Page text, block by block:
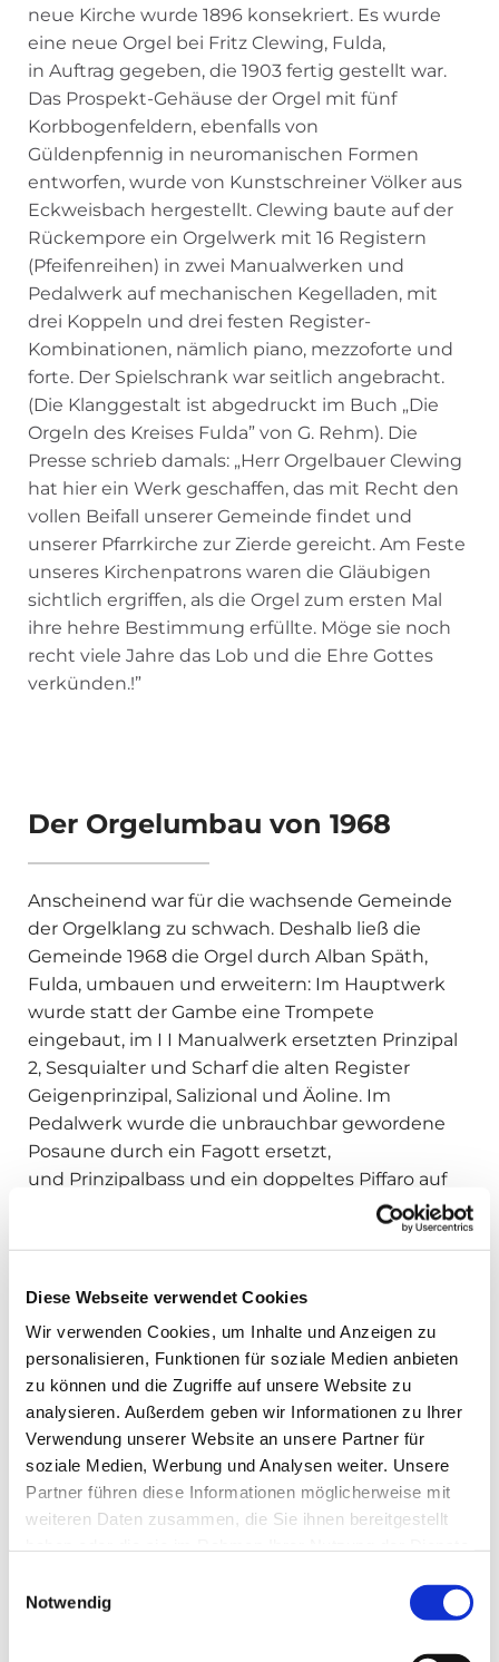
Diese Webseite verwendet Cookies
Wir verwenden Cookies, um Inhalte und Anzeigen zu
personalisieren, Funktionen für soziale Medien anbieten
zu können und die Zugriffe auf unsere Website zu
analysieren. Außerdem geben wir Informationen zu Ihrer
Verwendung unserer Website an unsere Partner für
soziale Medien, Werbung und Analysen weiter. Unsere
Partner führen diese Informationen möglicherweise mit
weiteren Daten zusammen, die Sie ihnen bereitgestellt
Notwendig
neue Kirche wurde 1896 konsekriert. Es wurde
eine neue Orgel bei Fritz Clewing, Fulda,
in Auftrag gegeben, die 1903 fertig gestellt war.
Das Prospekt-Gehäuse der Orgel mit fünf
Korbbogenfeldern, ebenfalls von
Güldenpfennig in neuromanischen Formen
entworfen, wurde von Kunstschreiner Völker aus
Eckweisbach hergestellt. Clewing baute auf der
Rückempore ein Orgelwerk mit 16 Registern
(Pfeifenreihen) in zwei Manualwerken und
Pedalwerk auf mechanischen Kegelladen, mit
drei Koppeln und drei festen Register-
Kombinationen, nämlich piano, mezzoforte und
forte. Der Spielschrank war seitlich angebracht.
(Die Klanggestalt ist abgedruckt im Buch „Die
Orgeln des Kreises Fulda” von G. Rehm). Die
Presse schrieb damals: „Herr Orgelbauer Clewing
hat hier ein Werk geschaffen, das mit Recht den
vollen Beifall unserer Gemeinde findet und
unserer Pfarrkirche zur Zierde gereicht. Am Feste
unseres Kirchenpatrons waren die Gläubigen
sichtlich ergriffen, als die Orgel zum ersten Mal
ihre hehre Bestimmung erfüllte. Möge sie noch
recht viele Jahre das Lob und die Ehre Gottes
verkünden.!”
Der Orgelumbau von 1968
Anscheinend war für die wachsende Gemeinde
der Orgelklang zu schwach. Deshalb ließ die
Gemeinde 1968 die Orgel durch Alban Späth,
Fulda, umbauen und erweitern: Im Hauptwerk
wurde statt der Gambe eine Trompete
eingebaut, im I I Manualwerk ersetzten Prinzipal
2, Sesquialter und Scharf die alten Register
Geigenprinzipal, Salizional und Äoline. Im
Pedalwerk wurde die unbrauchbar gewordene
Posaune durch ein Fagott ersetzt,
und Prinzipalbass und ein doppeltes Piffaro auf
erweiterter Lade neu hinzugefügt, so dass die
Orgel nun 18 Register besaß. Die vorher rein
den Pfeifen) wurde mit Elektromagneten
Zeitlang durch Klaus Gabriel, Petersberg,
betreut. – Nach fast hundertjähriger Nutzung
waren inzwischen viele Teile schadhaft
geworden, so dass durchgreifende Arbeiten
erforderlich geworden waren.
Über den Orgelbauer Fritz